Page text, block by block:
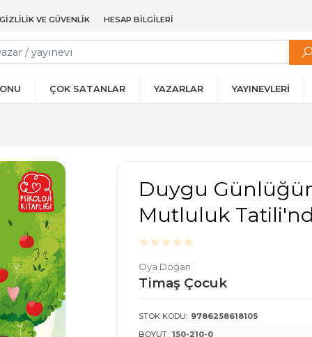
GIZLILIK VE GÜVENLIK HESAP BILGILERI
ÇOK SATANLAR YAZARLAR YAYINEVLERİ
Duygu
Mutluluk
Oya Doğan
Timaş Çocuk
STOK KODU: 9786258618105
BOYUT: 150-210-0